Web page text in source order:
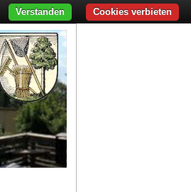
Cookies verbieten
Verstanden